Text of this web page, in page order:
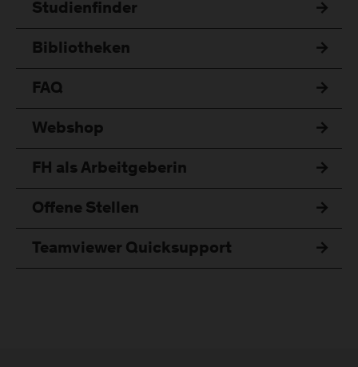
Studienfinder
Bibliotheken
FAQ
Webshop
FH als Arbeitgeberin
Offene Stellen
Teamviewer Quicksupport